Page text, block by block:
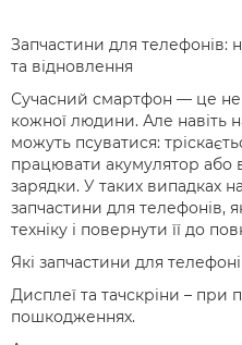
Запчастини для телефонів:
та відновлення
Сучасний смартфон — це
кожної людини. Але навіть
можуть псуватися:
працювати акумулятор або
зарядки. У таких випадках
запчастини для телефонів,
техніку і повернути її до
Які запчастини для
Дисплеї та тачскріни – при
пошкодженнях.